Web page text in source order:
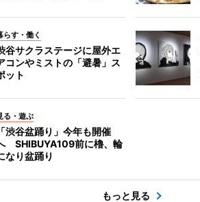
らす・働く
谷サクラステージに屋外エ
コンやミストの「避暑」ス
ット
る・遊ぶ
「渋谷盆踊り」今年も開催
SHIBUYA109前に櫓、輪
なり盆踊り
もっと見る